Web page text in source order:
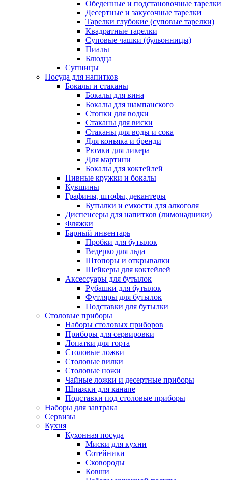
Обеденные и подстановочные тарелки
Десертные и закусочные тарелки
Тарелки глубокие (суповые тарелки)
Квадратные тарелки
Суповые чашки (бульонницы)
Пиалы
Блюдца
Супницы
Посуда для напитков
Бокалы и стаканы
Бокалы для вина
Бокалы для шампанского
Стопки для водки
Стаканы для виски
Стаканы для воды и сока
Для коньяка и бренди
Рюмки для ликера
Для мартини
Бокалы для коктейлей
Пивные кружки и бокалы
Кувшины
Графины, штофы, декантеры
Бутылки и емкости для алкоголя
Диспенсеры для напитков (лимонадники)
Фляжки
Барный инвентарь
Пробки для бутылок
Ведерко для льда
Штопоры и открывалки
Шейкеры для коктейлей
Аксессуары для бутылок
Рубашки для бутылок
Футляры для бутылок
Подставки для бутылки
Столовые приборы
Наборы столовых приборов
Приборы для сервировки
Лопатки для торта
Столовые ложки
Столовые вилки
Столовые ножи
Чайные ложки и десертные приборы
Шпажки для канапе
Подставки под столовые приборы
Наборы для завтрака
Сервизы
Кухня
Кухонная посуда
Миски для кухни
Сотейники
Сковороды
Ковши